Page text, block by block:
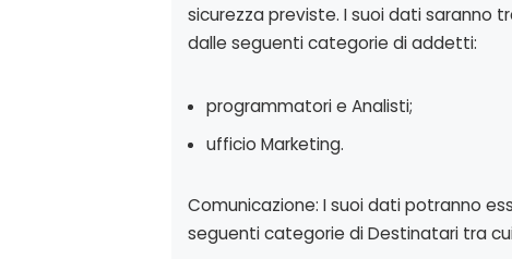
sicurezza previste. I suoi dati saranno
dalle seguenti categorie di addetti:
programmatori e Analisti;
ufficio Marketing.
Comunicazione: I suoi dati potranno
seguenti categorie di Destinatari tra